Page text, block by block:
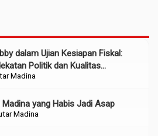
Madina
dalam Ujian Kesiapan Fiskal:
Politik dan Kualitas
Madina
Madina yang Habis Jadi Asap